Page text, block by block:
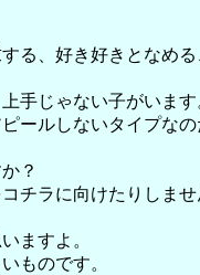
る、好き好きとなめ
手じゃない子がいます
ールしないタイプな
？
チラに向けたりしませ
ますよ。
ものです。